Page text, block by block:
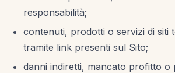
responsabilità;
contenuti, prodotti o servizi di siti
tramite link presenti sul Sito;
danni indiretti, mancato profitto o